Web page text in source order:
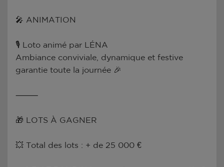
🎤 ANIMATION
🎙 Loto animé par LÉNA
Ambiance conviviale, dynamique et festive
garantie toute la journée 🎉
⸻
🎁 LOTS À GAGNER
💥 Total des lots : + de 25 000 €